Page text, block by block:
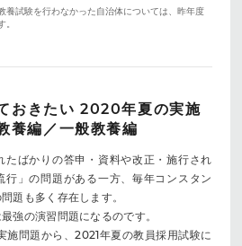
試験を行わなかった自治体については、昨年度
きたい 2020年夏の実施
養編／一般教養編
たばかりの答申・資料や改正・施行され
行」の問題がある一方、毎年コンスタン
題も多く存在します。
強の演習問題になるのです。
問題から、2021年夏の教員採用試験に